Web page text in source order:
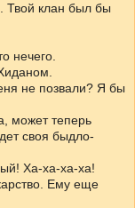
Твой клан был бы
нечего.
не позвали? Я бы
может теперь
своя быдло-
Ха-ха-ха-ха!
Ему еще